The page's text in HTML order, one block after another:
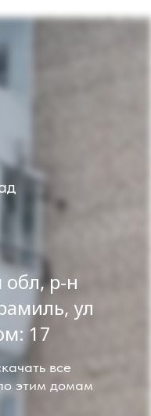
обл, р-н
ул
17
все
этим домам